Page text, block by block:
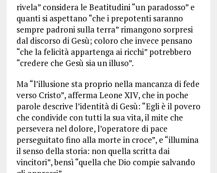
rivela” considera le Beatitudini “un paradosso” e
quanti si aspettano “che i prepotenti saranno
sempre padroni sulla terra” rimangono sorpresi
dal discorso di Gesù; coloro che invece pensano
“che la felicità appartenga ai ricchi” potrebbero
“credere che Gesù sia un illuso”.
Ma “l’illusione sta proprio nella mancanza di fede
verso Cristo”, afferma Leone XIV, che in poche
parole descrive l’identità di Gesù: “Egli è il povero
che condivide con tutti la sua vita, il mite che
persevera nel dolore, l’operatore di pace
perseguitato fino alla morte in croce”, e “illumina
il senso della storia: non quella scritta dai
vincitori”, bensì “quella che Dio compie salvando